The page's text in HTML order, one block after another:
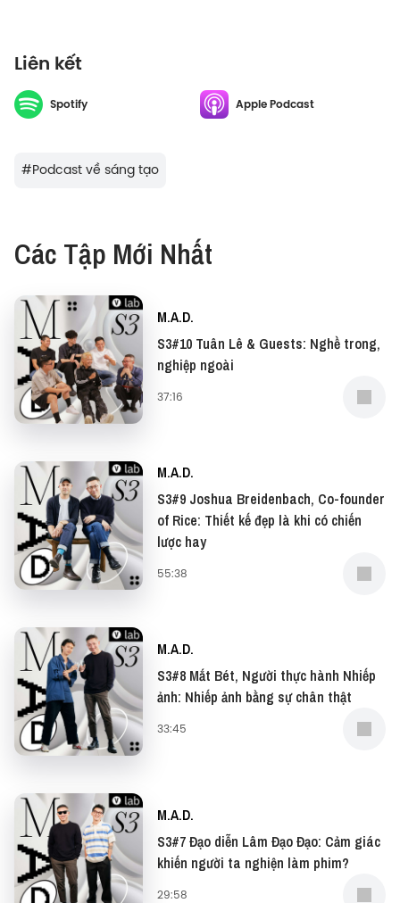
chuẩn bị để đón nhận những làn sóng thay đổi này
như thế nào, mời các bạn cùng host Tuân Lê tìm
hiểu trong tập này.
Liên kết
Spotify Apple Podcast
#Podcast về sáng tạo
Các Tập Mới Nhất
M.A.D.
S3#10 Tuân Lê & Guests: Nghề trong,
nghiệp ngoài
37:16
M.A.D.
S3#9 Joshua Breidenbach, Co-founder
of Rice: Thiết kế đẹp là khi có chiến
lược hay
55:38
M.A.D.
S3#8 Mắt Bét, Người thực hành Nhiếp
ảnh: Nhiếp ảnh bằng sự chân thật
33:45
M.A.D.
S3#7 Đạo diễn Lâm Đạo Đạo: Cảm giác
khiến người ta nghiện làm phim?
29:58